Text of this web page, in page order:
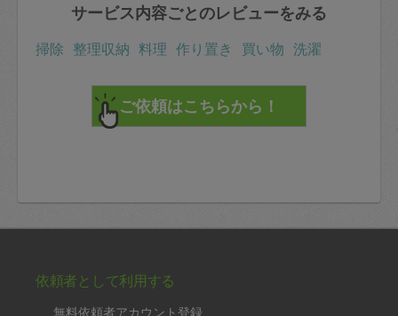
サービス内容ごとのレビューをみる
掃除 整理収納 料理 作り置き 買い物 洗濯
依頼者として利用する
無料依頼者アカウント登録